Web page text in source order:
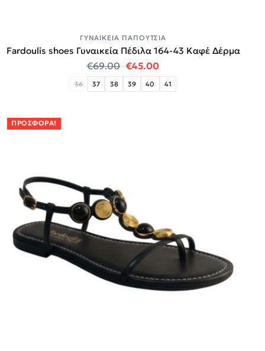
ΓΥΝΑΙΚΕΊΑ ΠΑΠΟΎΤΣΙΑ
Fardoulis shoes Γυναικεία Πέδιλα 164-43 Καφέ Δέρμα
€69.00 Original price was: €69.00.
€45.00Η τρέχουσα τιμή
36 37 38 39 40 41
ΠΡΟΣΦΟΡΆ!